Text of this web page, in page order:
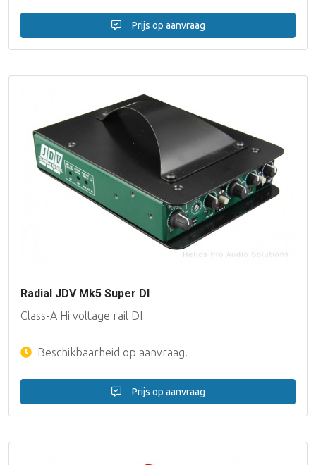
Prijs op aanvraag
Radial JDV Mk5 Super DI
Class-A Hi voltage rail DI
Beschikbaarheid op aanvraag.
Prijs op aanvraag